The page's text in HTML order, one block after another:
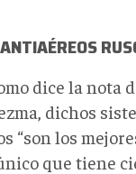
dice la nota
dichos
“son los
que tiene